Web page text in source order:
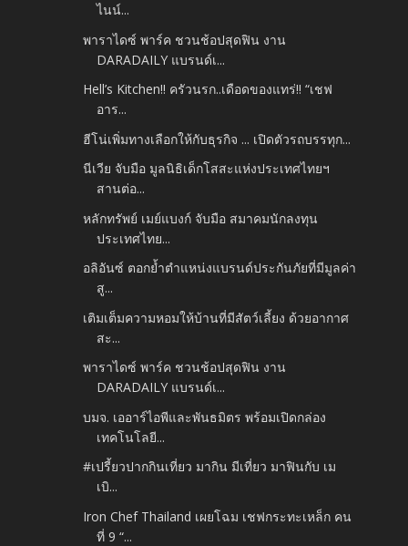
ไนน์...
พาราไดซ์ พาร์ค ชวนช้อปสุดฟิน งาน
DARADAILY แบรนด์เ...
Hell’s Kitchen!! ครัวนรก..เดือดของแทร่!! “เชฟ
อาร...
ฮีโน่เพิ่มทางเลือกให้กับธุรกิจ ... เปิดตัวรถบรรทุก...
นีเวีย จับมือ มูลนิธิเด็กโสสะแห่งประเทศไทยฯ
สานต่อ...
หลักทรัพย์ เมย์แบงก์ จับมือ สมาคมนักลงทุน
ประเทศไทย...
อลิอันซ์ ตอกย้ำตำแหน่งแบรนด์ประกันภัยที่มีมูลค่า
สู...
เติมเต็มความหอมให้บ้านที่มีสัตว์เลี้ยง ด้วยอากาศ
สะ...
พาราไดซ์ พาร์ค ชวนช้อปสุดฟิน งาน
DARADAILY แบรนด์เ...
บมจ. เออาร์ไอพีและพันธมิตร พร้อมเปิดกล่อง
เทคโนโลยี...
#เปรี้ยวปากกินเที่ยว มากิน มีเที่ยว มาฟินกับ เม
เบิ...
Iron Chef Thailand เผยโฉม เชฟกระทะเหล็ก คน
ที่ 9 “...